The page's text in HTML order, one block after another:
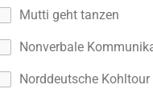
Mutti geht tanzen
Nonverbale
Norddeutsche